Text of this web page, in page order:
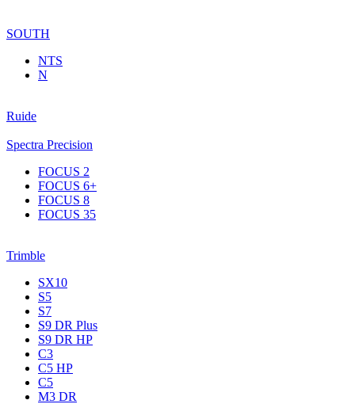
SOUTH
NTS
N
Ruide
Spectra Precision
FOCUS 2
FOCUS 6+
FOCUS 8
FOCUS 35
Trimble
SX10
S5
S7
S9 DR Plus
S9 DR HP
C3
С5 НР
C5
M3 DR